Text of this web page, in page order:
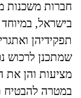
חברות משכנות
בישראל,
תפקידיהן
שמתכנן לרכוש
מציעות והן את
במטרה להבטיח